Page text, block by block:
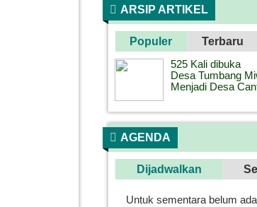
ARSIP ARTIKEL
Populer Terbaru
525 Kali dibuka
Desa Tumbang
Menjadi Desa
AGENDA
Dijadwalkan
Untuk sementara belum